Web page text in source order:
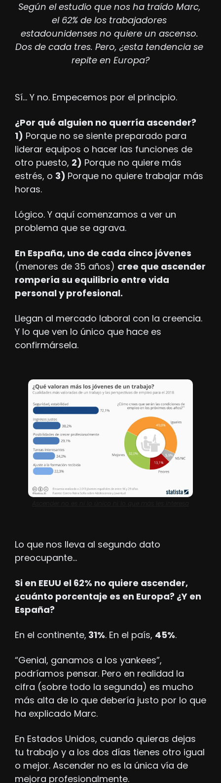
Según el estudio que nos ha traído Marc,
el 62% de los trabajadores
estadounidenses no quiere un ascenso.
Dos de cada tres. Pero, ¿esta tendencia se
repite en Europa?
Sí… Y no. Empecemos por el principio.
¿Por qué alguien no querría ascender?
1) Porque no se siente preparado para
liderar equipos o hacer las funciones de
otro puesto, 2) Porque no quiere más
estrés, o 3) Porque no quiere trabajar más
horas.
Lógico. Y aquí comenzamos a ver un
problema que se agrava.
(menores de 35 años) cree que ascender
rompería su equilibrio entre vida
personal y profesional.
Llegan al mercado laboral con la creencia.
Y lo que ven lo único que hace es
confirmársela.
Lo que nos lleva al segundo dato
preocupante…
Si en EEUU el 62% no quiere ascender,
¿cuánto porcentaje es en Europa? ¿Y en
España?
En el continente, 31%. En el país, 45%.
“Genial, ganamos a los yankees”,
podríamos pensar. Pero en realidad la
cifra (sobre todo la segunda) es mucho
más alta de lo que debería justo por lo que
ha explicado Marc.
En Estados Unidos, cuando quieras dejas
tu trabajo y a los dos días tienes otro igual
o mejor. Ascender no es la única vía de
mejora profesionalmente.